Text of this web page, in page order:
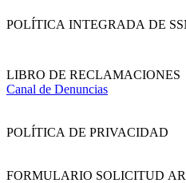
POLÍTICA INTEGRADA DE
LIBRO DE RECLAMACIONES
Canal de Denuncias
POLÍTICA DE PRIVACIDAD
FORMULARIO SOLICITUD